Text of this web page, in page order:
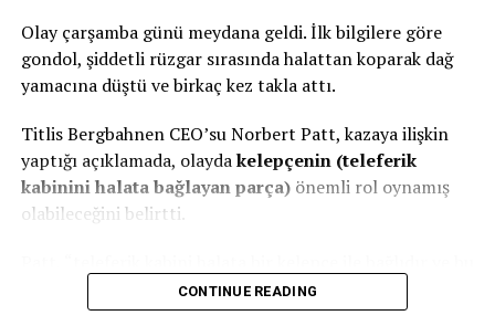
Üniversite herkese uygun değil
Kuenzle, son yıllarda çok fazla gencin üniversiteye
“Sadece daha fazla kazanmak için üniversite okumak
artık doğru bir strateji değil” dedi.
Olay çarşamba günü meydana geldi. İlk bilgilere göre
gondol, şiddetli rüzgar sırasında halattan koparak dağ
yamacına düştü ve birkaç kez takla attı.
Titlis Bergbahnen CEO’su Norbert Patt, kazaya ilişkin
yaptığı açıklamada, olaydakelepçenin (teleferik
kabinini halata bağlayan parça)önemli rol oynamış
olabileceğini belirtti.
kelepçe açıldı. Ancak kesin neden henüz net değil” dedi.
CONTINUE READING